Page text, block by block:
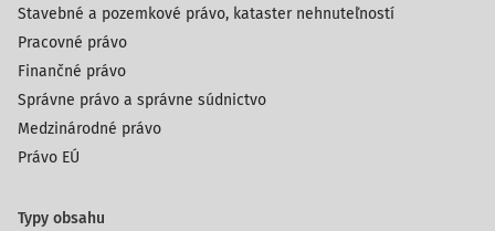
Stavebné a pozemkové právo, kataster nehnuteľností
Pracovné právo
Finančné právo
Správne právo a správne súdnictvo
Medzinárodné právo
Právo EÚ
Typy obsahu